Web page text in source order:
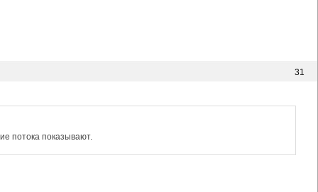
31
потока показывают.